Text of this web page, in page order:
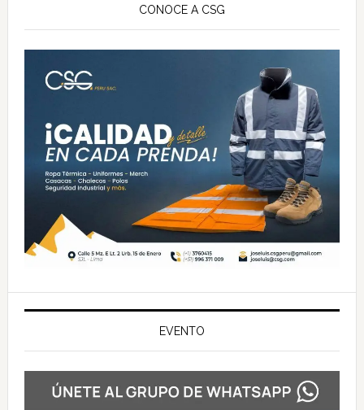
principal
CONOCE A CSG
EVENTO